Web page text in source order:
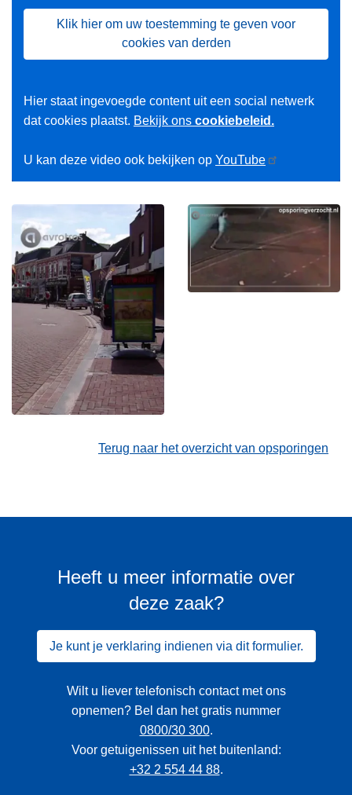
Klik hier om uw toestemming te geven voor
cookies van derden
Hier staat ingevoegde content uit een social netwerk
dat cookies plaatst. Bekijk ons cookiebeleid.
U kan deze video ook bekijken op YouTube
Terug naar het overzicht van opsporingen
Heeft u meer informatie over
deze zaak?
Je kunt je verklaring indienen via dit formulier.
Wilt u liever telefonisch contact met ons
opnemen? Bel dan het gratis nummer
0800/30 300.
Voor getuigenissen uit het buitenland:
+32 2 554 44 88.